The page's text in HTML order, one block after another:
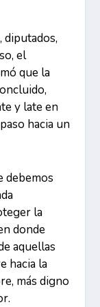
diputados,
el
que la
y late en
hacia un
debemos
la
donde
aquellas
hacia la
más digno